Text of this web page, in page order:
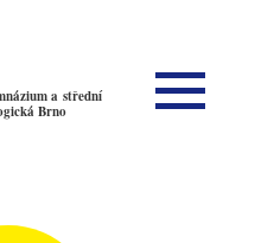
a střední
Brno